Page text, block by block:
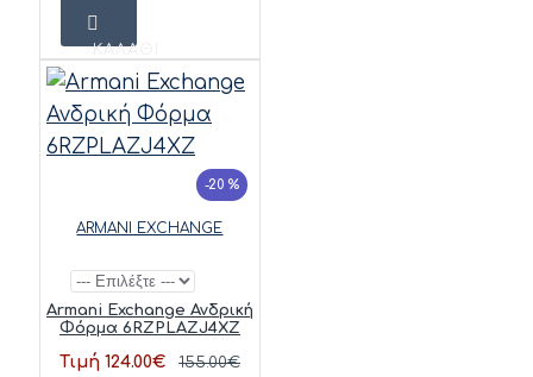
ΚΑΛΆΘΙ
-20 %
ARMANI EXCHANGE
Armani Exchange Ανδρική
Φόρμα 6RZPLAZJ4XZ
Τιμή 124.00€ 155.00€